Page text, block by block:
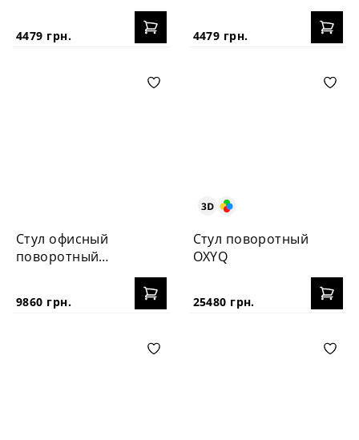
4479 грн. 4479 грн.
Стул офисный
поворотный
9860 грн.
Стул поворотный
OXYQ
25480 грн.